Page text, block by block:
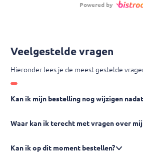
Powered by
Veelgestelde vragen
Hieronder lees je de meest gestelde
Kan ik mijn bestelling nog wijzigen
Waar kan ik terecht met vragen over
Kan ik op dit moment bestellen?